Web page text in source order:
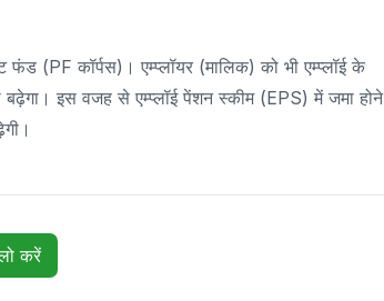
(PF कॉर्पस)। एम्प्लॉयर (मालिक) को भी एम्प्लॉई के
इस वजह से एम्प्लॉई पेंशन स्कीम (EPS) में जमा होने
करें